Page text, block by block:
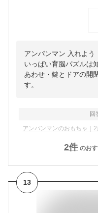
アンパンマン 入れよ
いっぱい育脳パズルは
あわせ・鍵とドアの開
す。
回
アンパンマンのおもちゃ｜
2件 のお
13